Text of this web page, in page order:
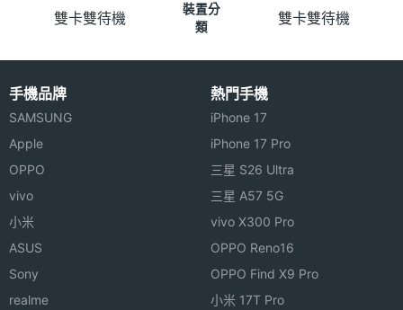
雙卡雙待機
裝置分
類
雙卡雙待機
手機品牌
SAMSUNG
Apple
OPPO
vivo
小米
ASUS
Sony
realme
熱門手機
iPhone 17
iPhone 17 Pro
三星 S26 Ultra
三星 A57 5G
vivo X300 Pro
OPPO Reno16
OPPO Find X9 Pro
小米 17T Pro